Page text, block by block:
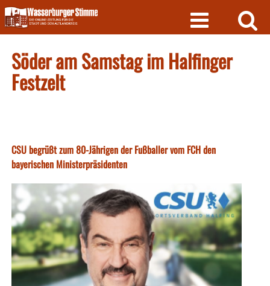
Skip
to
content
Söder am Samstag im Halfinger
Festzelt
CSU begrüßt zum 80-Jährigen der Fußballer vom FCH den
bayerischen Ministerpräsidenten